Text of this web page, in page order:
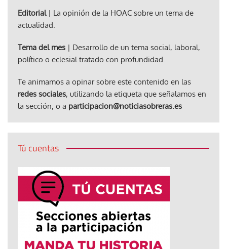
Editorial| La opinión de la HOAC sobre un tema de
actualidad.
Tema del mes | Desarrollo de un tema social, laboral,
político o eclesial tratado con profundidad.
Te animamos a opinar sobre este contenido en las
redes sociales, utilizando la etiqueta que señalamos en
la sección, o a participacion@noticiasobreras.es
Tú cuentas